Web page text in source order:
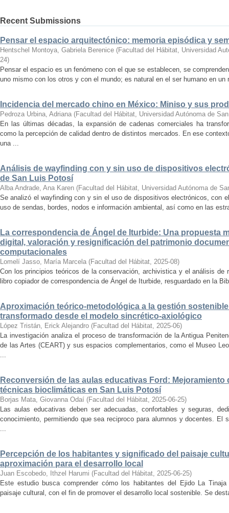
Recent Submissions
Pensar el espacio arquitectónico: memoria episódica y
Hentschel Montoya, Gabriela Berenice (Facultad del Hábitat, Universidad
24)
Pensar el espacio es un fenómeno con el que se establecen, se
uno mismo con los otros y con el mundo; es natural en el ser humano en
Incidencia del mercado chino en México: Miniso y sus
Pedroza Urbina, Adriana (Facultad del Hábitat, Universidad Autónoma de
En las últimas décadas, la expansión de cadenas comerciales ha
como la percepción de calidad dentro de distintos mercados. En ese
una ...
Análisis de wayfinding con y sin uso de dispositivos
de San Luis Potosí
Alba Andrade, Ana Karen (Facultad del Hábitat, Universidad Autónoma de
Se analizó el wayfinding con y sin el uso de dispositivos electrónicos, con
uso de sendas, bordes, nodos e información ambiental, así como en las
La correspondencia de Ángel de Iturbide: Una propuesta
digital, valoración y resignificación del patrimonio
computacionales
Lomelí Jasso, María Marcela (Facultad del Hábitat, 2025-08)
Con los principios teóricos de la conservación, archivistica y el análisis de
libro copiador de correspondencia de Ángel de Iturbide, resguardado en la
Aproximación teórico-metodológica a la gestión
transformado desde el modelo sincrético-axiológico
López Tristán, Erick Alejandro (Facultad del Hábitat, 2025-06)
La investigación analiza el proceso de transformación de la Antigua
de las Artes (CEART) y sus espacios complementarios, como el Museo
...
Reconversión de las aulas educativas Ford:
técnicas bioclimáticas en San Luis Potosí
Borjas Mata, Giovanna Odaí (Facultad del Hábitat, 2025-06-25)
Las aulas educativas deben ser adecuadas, confortables y seguras,
conocimiento, permitiendo que sea reciproco para alumnos y docentes. El
...
Percepción de los habitantes y significado del paisaje
aproximación para el desarrollo local
Juan Escobedo, Ithzel Harumi (Facultad del Hábitat, 2025-06-25)
Este estudio busca comprender cómo los habitantes del Ejido La
paisaje cultural, con el fin de promover el desarrollo local sostenible. Se